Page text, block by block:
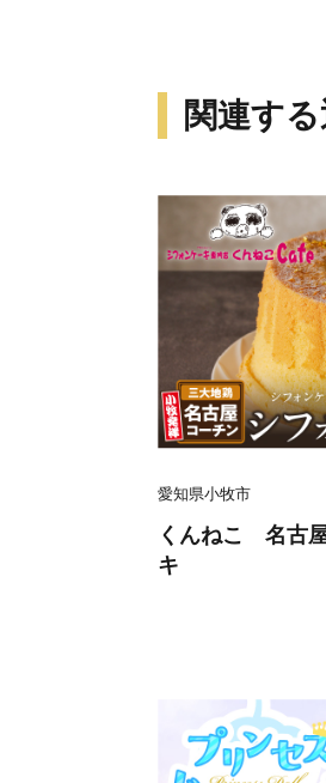
関連す
愛知県小牧市
くんねこ 名古
キ